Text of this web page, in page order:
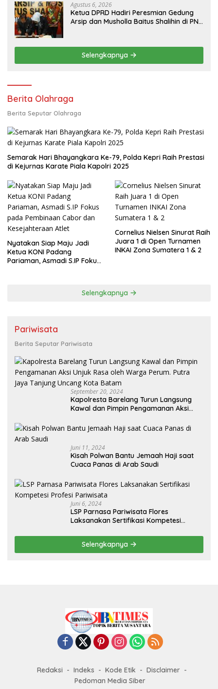
Agustus 6, 2026
Ketua DPRD Hadiri Peresmian Gedung
Arsip dan Musholla Baitus Shalihin di PN
Selengkapnya
Berita Olahraga
Berita Seputar Olahraga
Semarak Hari Bhayangkara Ke-79, Polda Kepri Raih Prestasi
di Kejurnas Karate Piala Kapolri 2025
Nyatakan Siap Maju Jadi
Ketua KONI Padang
Pariaman, Asmadi S.IP Fokus
Cornelius Nielsen Sinurat Raih
Juara 1 di Open Turnamen
INKAI Zona Sumatera 1 & 2
Selengkapnya
Pariwisata
Berita Seputar Pariwisata
September 20, 2024
Kapolresta Barelang Turun Langsung
Kawal dan Pimpin Pengamanan Aksi
Jaya Tanjung Uncang Kota Batam
Juni 11, 2024
Kisah Polwan Bantu Jemaah Haji saat
Cuaca Panas di Arab Saudi
Juni 6, 2024
LSP Parnasa Pariwisata Flores
Laksanakan Sertifikasi Kompetesi
Selengkapnya
Redaksi Indeks Kode Etik
Disclaimer
Pedoman Media Siber